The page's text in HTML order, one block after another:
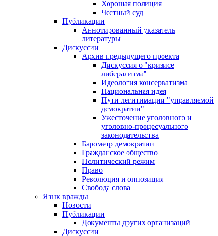
Хорошая полиция
Честный суд
Публикации
Аннотированный указатель
литературы
Дискуссии
Архив предыдущего проекта
Дискуссия о "кризисе
либерализма"
Идеология консерватизма
Национальная идея
Пути легитимации "управляемой
демократии"
Ужесточение уголовного и
уголовно-процесуального
законодательства
Барометр демократии
Гражданское общество
Политический режим
Право
Революция и оппозиция
Свобода слова
Язык вражды
Новости
Публикации
Документы других организаций
Дискуссии